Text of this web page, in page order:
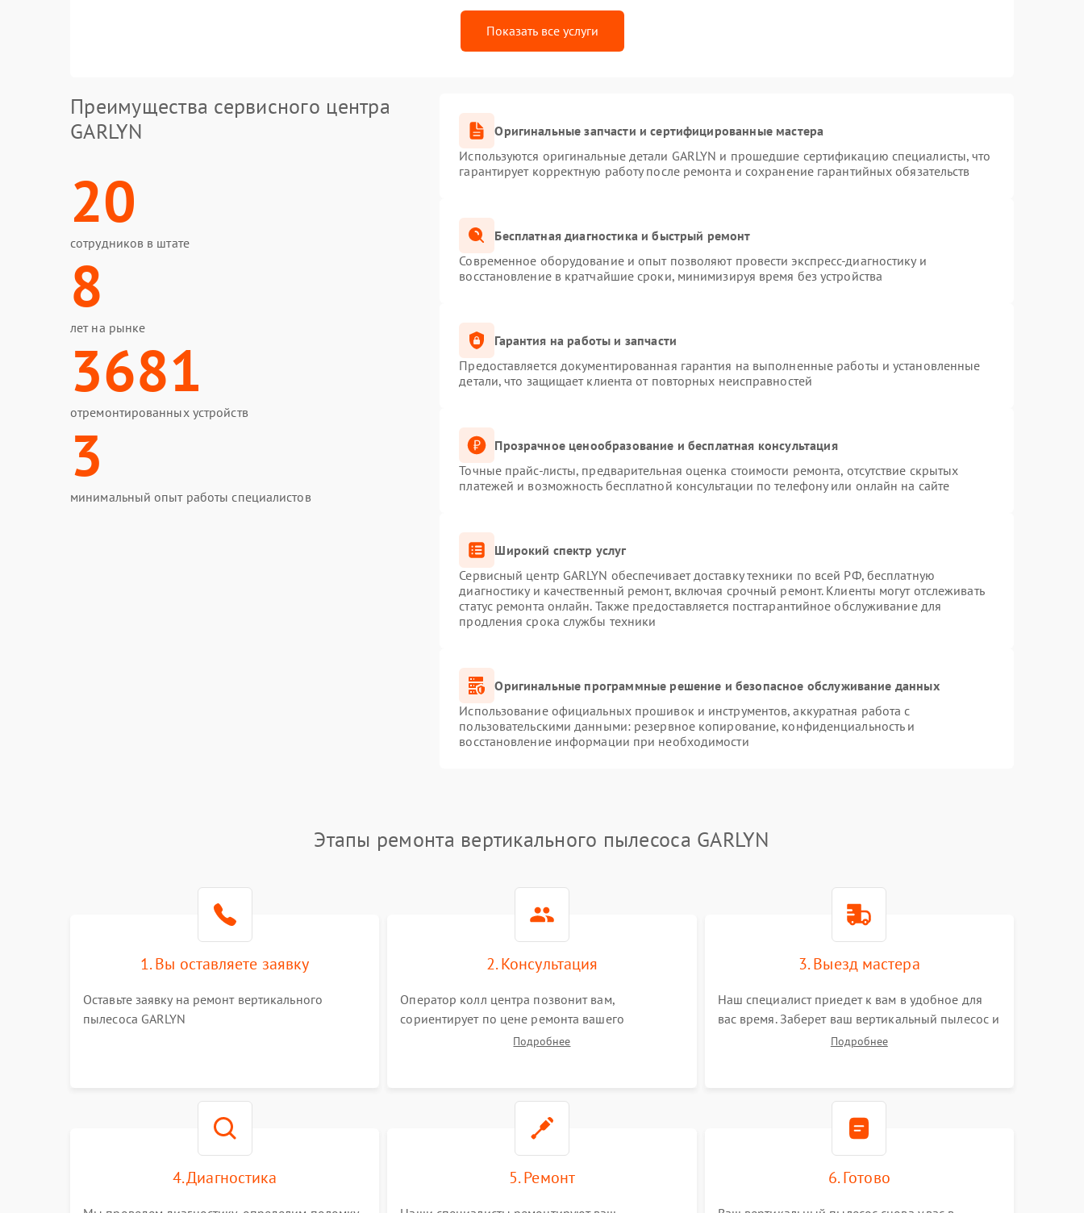
Показать все услуги
Преимущества сервисного центра
GARLYN
20
сотрудников в штате
8
лет на рынке
3681
отремонтированных устройств
3
минимальный опыт работы специалистов
Оригинальные запчасти и сертифицированные мастера
Используются оригинальные детали GARLYN и прошедшие сертификацию специалисты, что
гарантирует корректную работу после ремонта и сохранение гарантийных обязательств
Бесплатная диагностика и быстрый ремонт
Современное оборудование и опыт позволяют провести экспресс-диагностику и
восстановление в кратчайшие сроки, минимизируя время без устройства
Гарантия на работы и запчасти
Предоставляется документированная гарантия на выполненные работы и установленные
детали, что защищает клиента от повторных неисправностей
Прозрачное ценообразование и бесплатная консультация
Точные прайс-листы, предварительная оценка стоимости ремонта, отсутствие скрытых
платежей и возможность бесплатной консультации по телефону или онлайн на сайте
Широкий спектр услуг
Сервисный центр GARLYN обеспечивает доставку техники по всей РФ, бесплатную
диагностику и качественный ремонт, включая срочный ремонт. Клиенты могут отслеживать
статус ремонта онлайн. Также предоставляется постгарантийное обслуживание для
продления срока службы техники
Оригинальные программные решение и безопасное обслуживание данных
Использование официальных прошивок и инструментов, аккуратная работа с
пользовательскими данными: резервное копирование, конфиденциальность и
восстановление информации при необходимости
Этапы ремонта вертикального пылесоса GARLYN
1. Вы оставляете заявку
Оставьте заявку на ремонт вертикального
пылесоса GARLYN
2. Консультация
Оператор колл центра позвонит вам,
сориентирует по цене ремонта вашего
вертикального пылесоса а также ответит на все
Подробнее
3. Выезд мастера
Наш специалист приедет к вам в удобное для
вас время. Заберет ваш вертикальный пылесос и
привезет на склад для диагностики.
Подробнее
4. Диагностика 5. Ремонт 6. Готово